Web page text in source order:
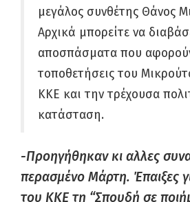
μεγάλος συνθέτης Θάνος
Αρχικά μπορείτε να
αποσπάσματα που
τοποθετήσεις του
ΚΚΕ και την τρέχουσα
κατάσταση.
-Προηγήθηκαν κι αλλες
περασμένο Μάρτη. Έπαιξες
του ΚΚΕ τη “Σπουδή σε